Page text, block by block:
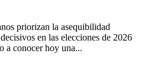
priorizan la asequibilidad
en las elecciones de 2026
conocer hoy una...